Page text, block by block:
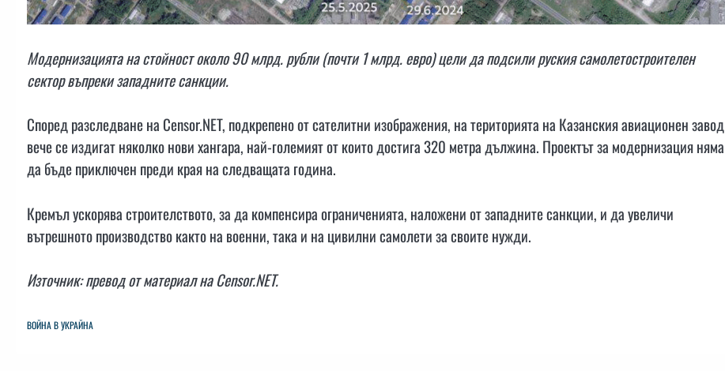
Модернизацията на стойност около 90 млрд. рубли (почти 1 млрд. евро) цели да подсили руския самолетостроителен
сектор въпреки западните санкции.
Според разследване на Censor.NET, подкрепено от сателитни изображения, на територията на Казанския авиационен завод
вече се издигат няколко нови хангара, най-големият от които достига 320 метра дължина. Проектът за модернизация няма
да бъде приключен преди края на следващата година.
Кремъл ускорява строителството, за да компенсира ограниченията, наложени от западните санкции, и да увеличи
вътрешното производство както на военни, така и на цивилни самолети за своите нужди.
Източник: превод от материал на Censor.NET.
ВОЙНА В УКРАЙНА